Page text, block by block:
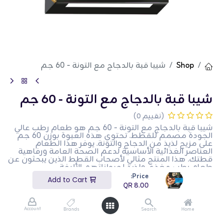
Price:
8.00
Home
Search
Brands
Account
Shop شيبا قبة بالدجاج مع التونة - 60 جم
شيبا قبة بالدجاج مع التونة - 60 جم
(تقييم 0)
شيبا قبة بالدجاج مع التونة - 60 جم هو طعام رطب عالي
الجودة مصمم للقطط. تحتوي هذه العبوة بوزن 60 جم
على مزيج لذيذ من الدجاج والتونة. يوفر هذا الطعام
العناصر الغذائية الأساسية لدعم الصحة العامة ورفاهية
قطتك. هذا المنتج مثالي لأصحاب القطط الذين يبحثون عن
طعام رطب مغذي ولذيذ لحيواناتهم الأليفة.